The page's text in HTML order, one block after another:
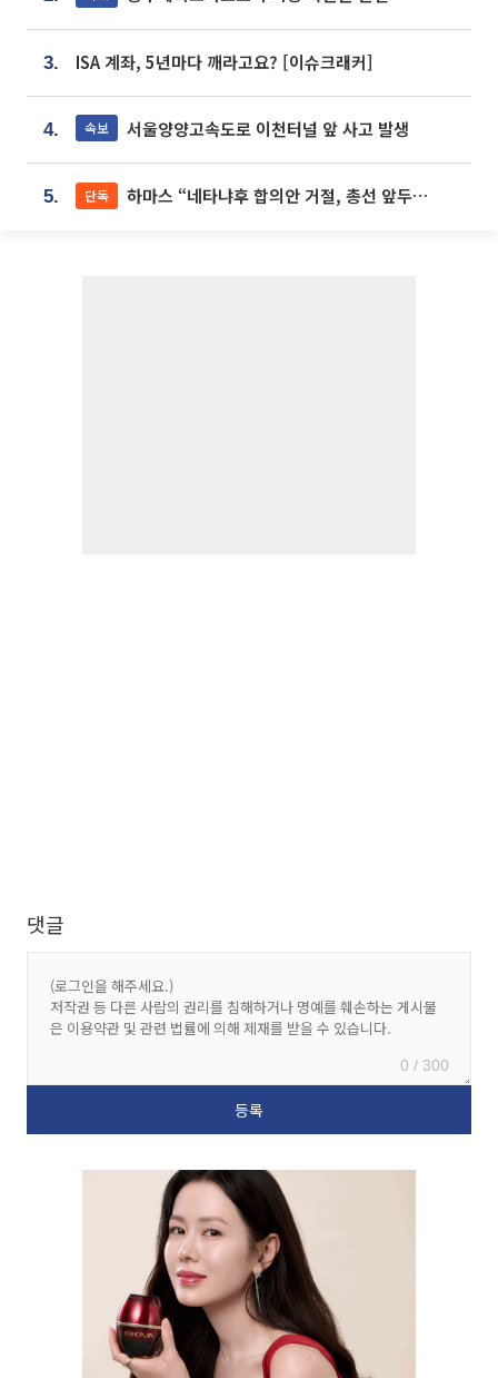
3. ISA 계좌, 5년마다 깨라고요? [이슈크래커]
4. 속보 서울양양고속도로 이천터널 앞 사고 발생
5. 단독 하마스 “네타냐후 합의안 거절, 총선 앞두고 시간 끌기”
댓글
0 / 300